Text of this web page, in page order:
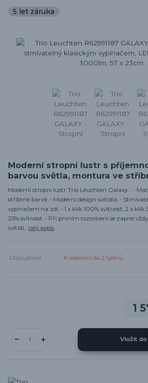
5 let záruka
Moderní stropní lustr s
barvou světla, montura ve
Moderní stropní lustr Trio Leuchten Galaxy. -
stříbrné barvě. - Moderní design svítidla. -
vypínačem na zdi. - 1 x klik 100% svítivost, 2 x klik
25% svítivost. - Při prvním rozsvícení se zapne
svítidl... celý popis
Dostupnost K odeslání do 2 týdnů
1
Vložit